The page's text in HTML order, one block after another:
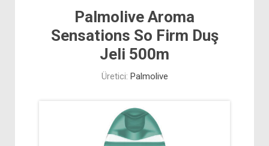
Palmolive Aroma
Sensations So Firm Duş
Jeli 500m
Üretici: Palmolive